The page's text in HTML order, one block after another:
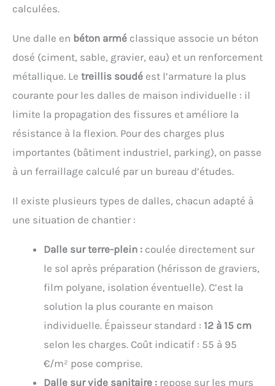
calculées.
Une dalle en béton armé classique associe un béton
dosé (ciment, sable, gravier, eau) et un renforcement
métallique. Le treillis soudé est l’armature la plus
courante pour les dalles de maison individuelle : il
limite la propagation des fissures et améliore la
résistance à la flexion. Pour des charges plus
importantes (bâtiment industriel, parking), on passe
à un ferraillage calculé par un bureau d’études.
Il existe plusieurs types de dalles, chacun adapté à
une situation de chantier :
Dalle sur terre-plein : coulée directement sur
le sol après préparation (hérisson de graviers,
film polyane, isolation éventuelle). C’est la
solution la plus courante en maison
individuelle. Épaisseur standard : 12 à 15 cm
selon les charges. Coût indicatif : 55 à 95
€/m² pose comprise.
Dalle sur vide sanitaire : repose sur les murs